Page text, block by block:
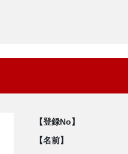
【登録No】
【名前】